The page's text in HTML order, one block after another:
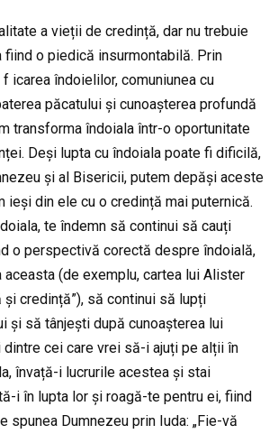
a vieții de credință, dar nu trebuie
fiind o piedică insurmontabilă. Prin
icarea îndoielilor, comuniunea cu
păcatului și cunoașterea profundă
transforma îndoiala într-o oportunitate
Deși lupta cu îndoiala poate fi dificilă,
și al Bisericii, putem depăși aceste
ieși din ele cu o credință mai puternică.
te îndemn să continui să cauți
o perspectivă corectă despre îndoială,
(de exemplu, cartea lui Alister
și credință”), să continui să lupți
și să tânjești după cunoașterea lui
cei care vrei să-i ajuți pe alții în
învață-i lucrurile acestea și stai
i în lupta lor și roagă-te pentru ei, fiind
spunea Dumnezeu prin Iuda: „Fie-vă